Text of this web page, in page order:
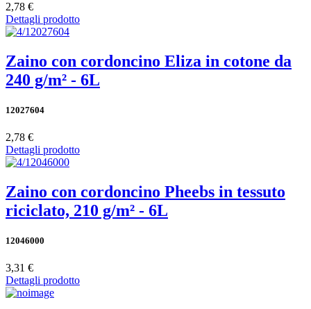
2,78 €
Dettagli prodotto
Zaino con cordoncino Eliza in cotone da
240 g/m² - 6L
12027604
2,78 €
Dettagli prodotto
Zaino con cordoncino Pheebs in tessuto
riciclato, 210 g/m² - 6L
12046000
3,31 €
Dettagli prodotto